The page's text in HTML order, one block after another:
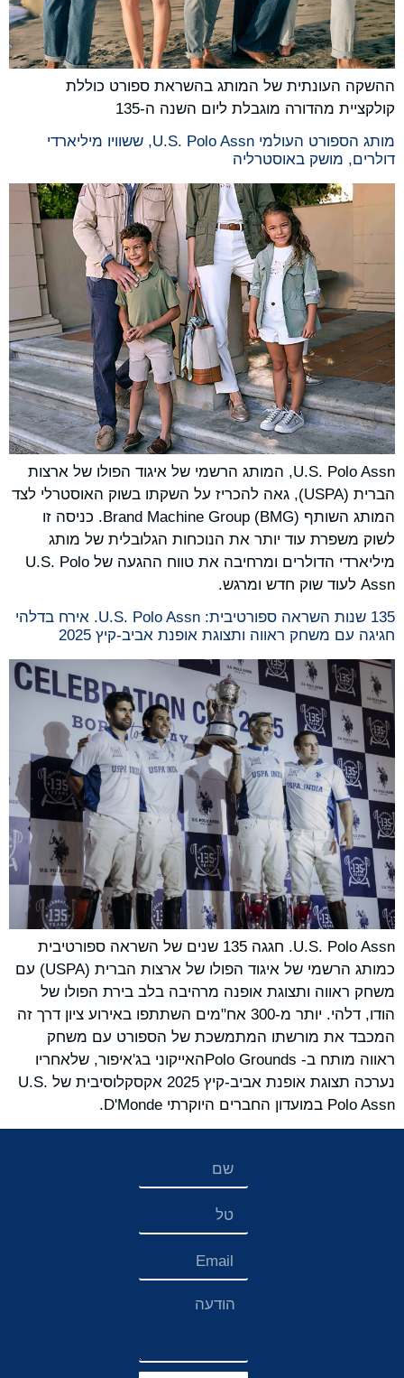
ההשקה העונתית של המותג בהשראת ספורט כוללת
קולקציית מהדורה מוגבלת ליום השנה ה-135
מותג הספורט העולמי U.S. Polo Assn, ששוויו מיליארדי
דולרים, מושק באוסטרליה
U.S. Polo Assn, המותג הרשמי של איגוד הפולו של ארצות
הברית (USPA), גאה להכריז על השקתו בשוק האוסטרלי לצד
המותג השותף Brand Machine Group (BMG). כניסה זו
לשוק משפרת עוד יותר את הנוכחות הגלובלית של מותג
מיליארדי הדולרים ומרחיבה את טווח ההגעה של U.S. Polo
Assn לעוד שוק חדש ומרגש.
135 שנות השראה ספורטיבית: U.S. Polo Assn. אירח בדלהי
חגיגה עם משחק ראווה ותצוגת אופנת אביב-קיץ 2025
U.S. Polo Assn. חגגה 135 שנים של השראה ספורטיבית
כמותג הרשמי של איגוד הפולו של ארצות הברית (USPA) עם
משחק ראווה ותצוגת אופנה מרהיבה בלב בירת הפולו של
הודו, דלהי. יותר מ-300 אח"מים השתתפו באירוע ציון דרך זה
המכבד את מורשתו המתמשכת של הספורט עם משחק
ראווה מותח ב- Polo Groundsהאייקוני בג'איפור, שלאחריו
נערכה תצוגת אופנת אביב-קיץ 2025 אקסקלוסיבית של U.S.
Polo Assn במועדון החברים היוקרתי D'Monde.